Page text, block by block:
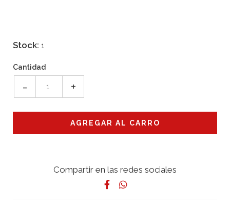
Stock: 1
Cantidad
- +
Compartir en las redes sociales